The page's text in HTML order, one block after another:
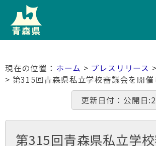
ホーム > プレスリリース >
> 第315回青森県私立学校審議会を開催
更新日付：公開日
第315回青森県私立学